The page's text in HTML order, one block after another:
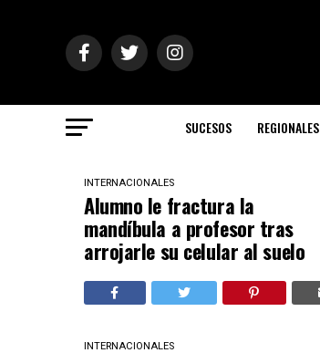
SUCESOS REGIONALES
INTERNACIONALES
Alumno le fractura la
mandíbula a profesor tras
arrojarle su celular al suelo
INTERNACIONALES